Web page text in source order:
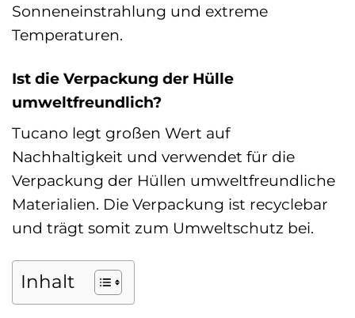
Sonneneinstrahlung und extreme
Temperaturen.
Ist die Verpackung der Hülle
umweltfreundlich?
Tucano legt großen Wert auf
Nachhaltigkeit und verwendet für die
Verpackung der Hüllen umweltfreundliche
Materialien. Die Verpackung ist recyclebar
und trägt somit zum Umweltschutz bei.
Inhalt